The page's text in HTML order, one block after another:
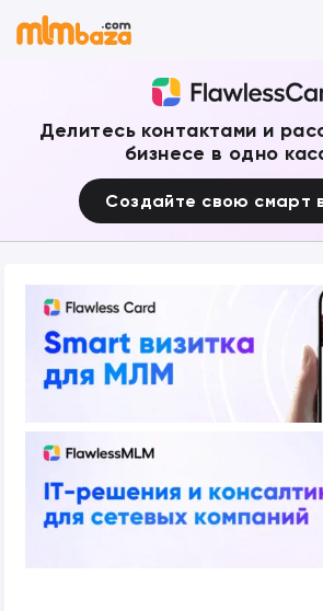
Делитесь контактами и
бизнесе в одно
Создайте свою смарт